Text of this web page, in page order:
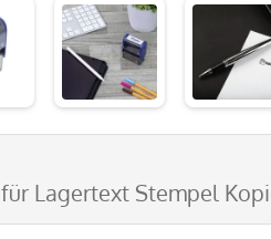
für Lagertext Stempel